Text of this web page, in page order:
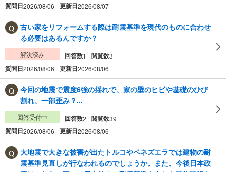
質問日2026/08/06 更新日2026/08/07
古い家をリフォームする際は耐震基準を現代のものに合わせ
る必要はあるんですか？
解決済み 回答数1 閲覧数3
質問日2026/08/06 更新日2026/08/06
今回の地震で震度6強の揺れで、家の壁のヒビや基礎のひび
割れ、一部歪み？...
回答受付中 回答数2 閲覧数39
質問日2026/08/06 更新日2026/08/06
大地震で大きな被害が出たトルコやベネズエラでは建物の耐
震基準見直しが行なわれるのでしょうか。また、今後日本政